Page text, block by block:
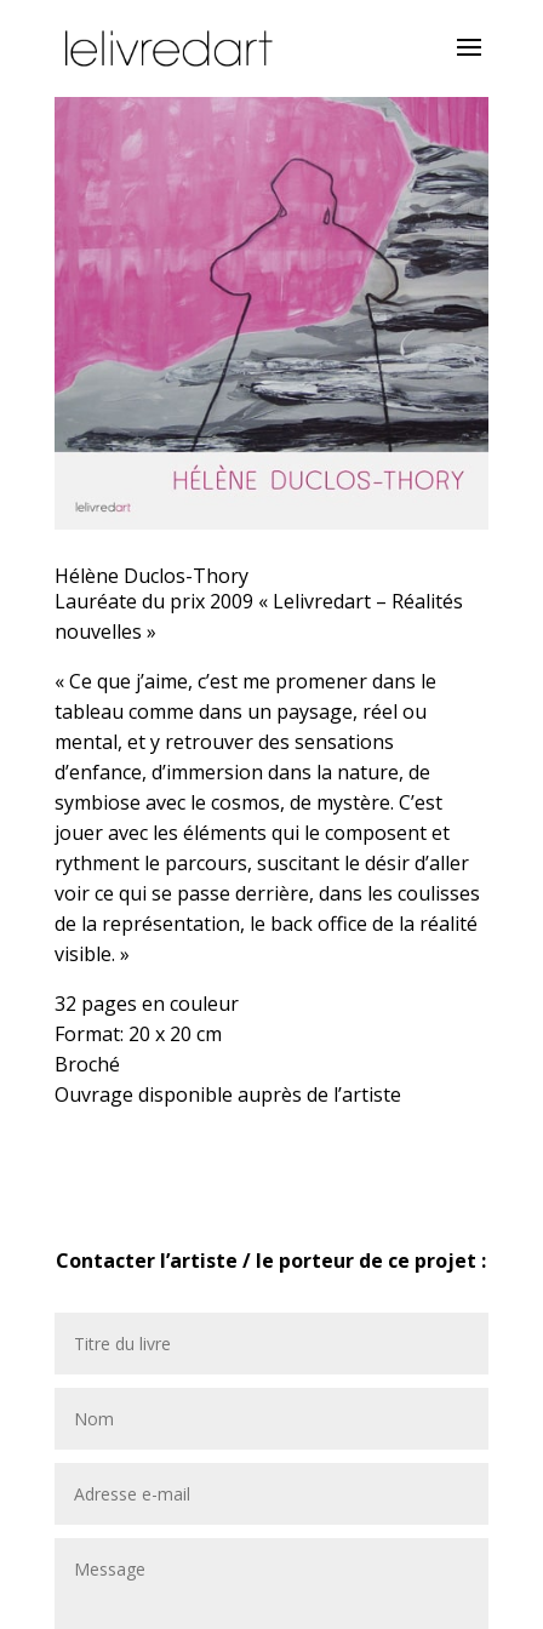
Hélène Duclos-Thory
Lauréate du prix 2009 « Lelivredart – Réalités
nouvelles »
« Ce que j’aime, c’est me promener dans le
tableau comme dans un paysage, réel ou
mental, et y retrouver des sensations
d’enfance, d’immersion dans la nature, de
symbiose avec le cosmos, de mystère. C’est
jouer avec les éléments qui le composent et
rythment le parcours, suscitant le désir d’aller
voir ce qui se passe derrière, dans les coulisses
de la représentation, le back office de la réalité
visible. »
32 pages en couleur
Format: 20 x 20 cm
Broché
Ouvrage disponible auprès de l’artiste
Contacter l’artiste / le porteur de ce projet :